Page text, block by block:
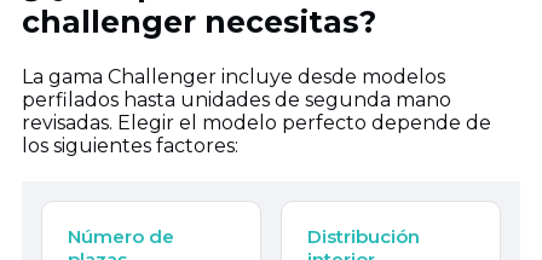
challenger necesitas?
La gama Challenger incluye desde modelos
perfilados hasta unidades de segunda mano
revisadas. Elegir el modelo perfecto depende de
los siguientes factores:
Número de
Distribución